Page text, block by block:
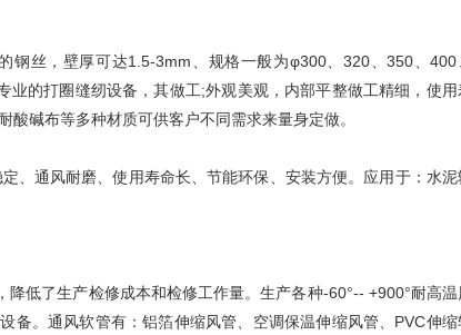
钢丝，壁厚可达1.5-3mm、规格一般为φ300、320、350、400
的打圈缝纫设备，其做工;外观美观，内部平整做工精细，使用
碱布等多种材质可供客户不同需求来量身定做。
、通风耐磨、使用寿命长、节能环保、安装方便。应用于：水泥
低了生产检修成本和检修工作量。生产各种-60°-- +900°耐高温
备。通风软管有：铝箔伸缩风管、空调保温伸缩风管、PVC伸缩